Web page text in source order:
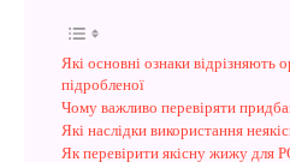
Які основні ознаки відрізняють
підробленої
Чому важливо перевіряти
Які наслідки використання
Як перевірити якісну жижу для